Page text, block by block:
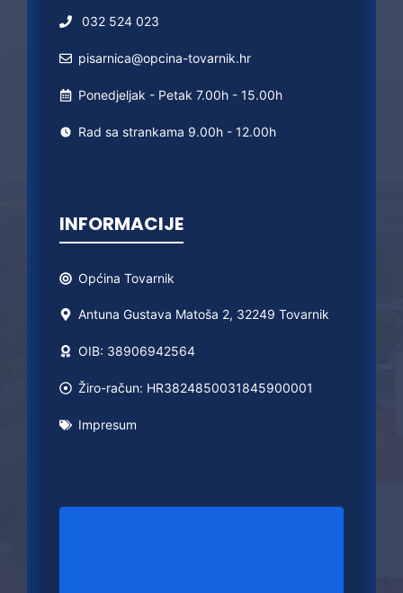
032 524 023
pisarnica@opcina-tovarnik.hr
Ponedjeljak - Petak 7.00h - 15.00h
Rad sa strankama 9.00h - 12.00h
INFORMACIJE
Općina Tovarnik
Antuna Gustava Matoša 2, 32249 Tovarnik
OIB: 38906942564
Žiro-račun: HR3824850031845900001
Impresum